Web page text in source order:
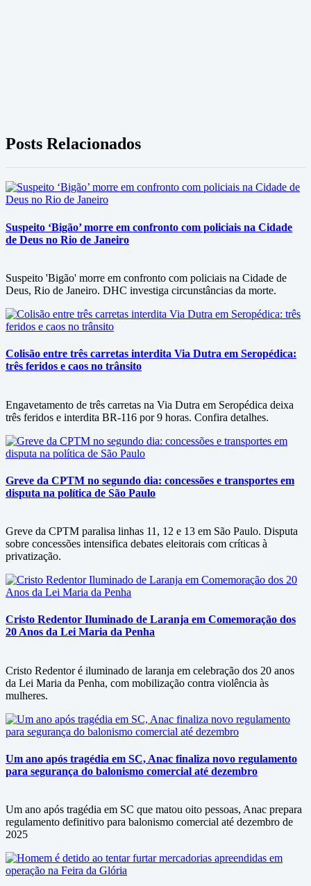
Posts Relacionados
Suspeito ‘Bigão’ morre em confronto com policiais na Cidade
de Deus no Rio de Janeiro
Suspeito 'Bigão' morre em confronto com policiais na Cidade de
Deus, Rio de Janeiro. DHC investiga circunstâncias da morte.
Colisão entre três carretas interdita Via Dutra em Seropédica:
três feridos e caos no trânsito
Engavetamento de três carretas na Via Dutra em Seropédica deixa
três feridos e interdita BR-116 por 9 horas. Confira detalhes.
Greve da CPTM no segundo dia: concessões e transportes em
disputa na política de São Paulo
Greve da CPTM paralisa linhas 11, 12 e 13 em São Paulo. Disputa
sobre concessões intensifica debates eleitorais com críticas à
privatização.
Cristo Redentor Iluminado de Laranja em Comemoração dos
20 Anos da Lei Maria da Penha
Cristo Redentor é iluminado de laranja em celebração dos 20 anos
da Lei Maria da Penha, com mobilização contra violência às
mulheres.
Um ano após tragédia em SC, Anac finaliza novo regulamento
para segurança do balonismo comercial até dezembro
Um ano após tragédia em SC que matou oito pessoas, Anac prepara
regulamento definitivo para balonismo comercial até dezembro de
2025